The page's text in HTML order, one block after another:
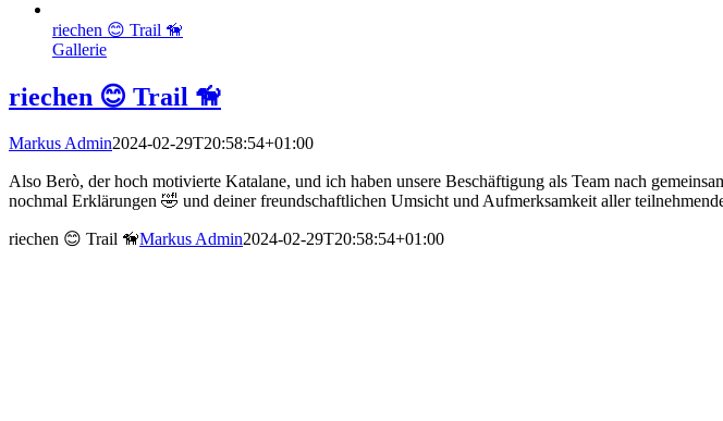
riechen 😊 Trail 🦮
Gallerie
riechen 😊 Trail 🦮
Markus Admin2024-02-29T20:58:54+01:00
Also Berò, der hoch motivierte Katalane, und ich haben unsere Beschäftigung als Team nach
nochmal Erklärungen 🤣 und deiner freundschaftlichen Umsicht und Aufmerksamkeit aller
riechen 😊 Trail 🦮Markus Admin2024-02-29T20:58:54+01:00